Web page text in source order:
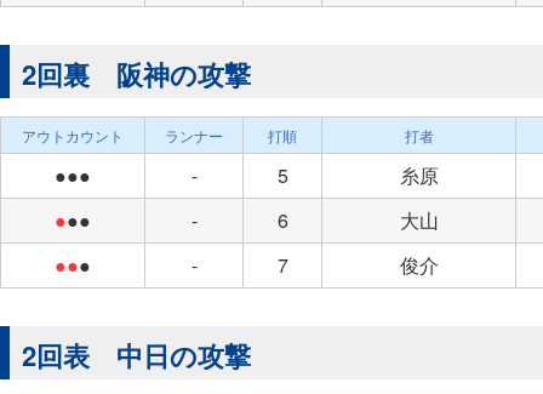
2回裏 阪神の攻撃
アウトカウント ランナー 打順 打者
●●● - 5
糸原
●●● - 6
大山
●●● - 7 俊介
2回表 中日の攻撃